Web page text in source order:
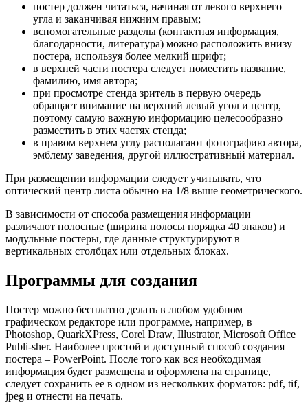
постер должен читаться, начиная от левого верхнего
угла и заканчивая нижним правым;
вспомогательные разделы (контактная информация,
благодарности, литература) можно расположить внизу
постера, используя более мелкий шрифт;
в верхней части постера следует поместить название,
фамилию, имя автора;
при просмотре стенда зритель в первую очередь
обращает внимание на верхний левый угол и центр,
поэтому самую важную информацию целесообразно
разместить в этих частях стенда;
в правом верхнем углу располагают фотографию автора,
эмблему заведения, другой иллюстративный материал.
При размещении информации следует учитывать, что
оптический центр листа обычно на 1/8 выше геометрического.
В зависимости от способа размещения информации
различают полосные (ширина полосы порядка 40 знаков) и
модульные постеры, где данные структурируют в
вертикальных столбцах или отдельных блоках.
Программы для создания
Постер можно бесплатно делать в любом удобном
графическом редакторе или программе, например, в
Photoshop, QuarkXPress, Corel Draw, Illustrator, Microsoft Office
Publi-sher. Наиболее простой и доступный способ создания
постера – PowerPoint. После того как вся необходимая
информация будет размещена и оформлена на странице,
следует сохранить ее в одном из нескольких форматов: pdf, tif,
jpeg и отнести на печать.